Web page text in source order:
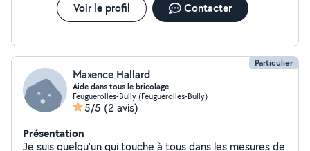
Voir le profil Contacter
Particulier
Maxence Hallard
Aide dans tous le bricolage
Feuguerolles-Bully (Feuguerolles-Bully)
5/5 (2 avis)
Présentation
Je suis quelqu'un qui touche à tous dans les mesures de